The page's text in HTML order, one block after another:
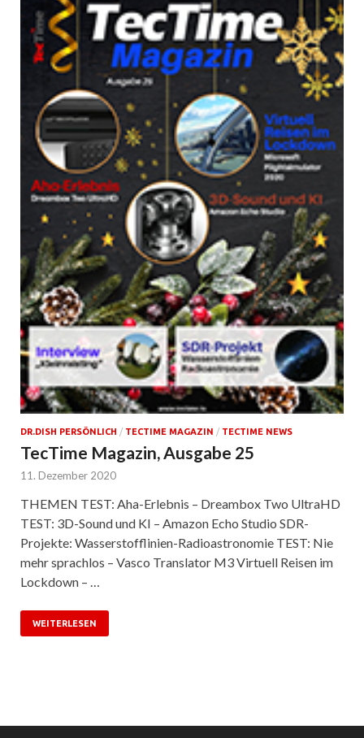
DR.DISH PERSÖNLICH / TECTIME MAGAZIN / TECTIME NEWS
TecTime Magazin, Ausgabe 25
11. Dezember 2020
THEMEN TEST: Aha-Erlebnis – Dreambox Two UltraHD
TEST: 3D-Sound und KI – Amazon Echo Studio SDR-
Projekte: Wasserstofflinien-Radioastronomie TEST: Nie
mehr sprachlos – Vasco Translator M3 Virtuell Reisen im
Lockdown – …
WEITERLESEN